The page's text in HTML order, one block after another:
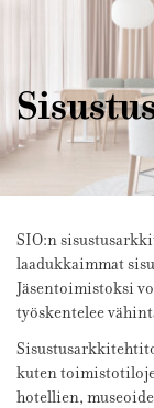
Sisustusarkkitehdit
SIO:n
laadukkaimmat
Jäsentoimistoksi
työskentelee
kuten
hotellien,